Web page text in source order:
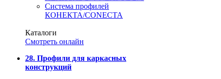
Система профилей
КОНЕКТА/CONECTA
Каталоги
Смотреть онлайн
28. Профили для каркасных
конструкций